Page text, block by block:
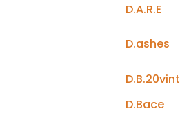
D.A.R.E
D.ashes
D.B.20vint
D.Bace